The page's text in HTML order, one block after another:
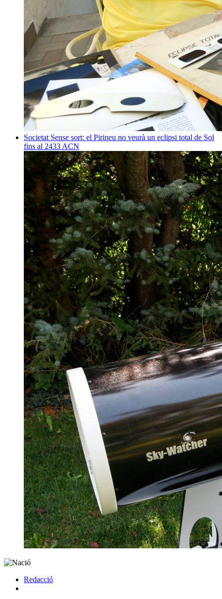
Societat Sense sort: el Pirineu no veurà un eclipsi total de Sol
fins al 2433 ACN
Redacció